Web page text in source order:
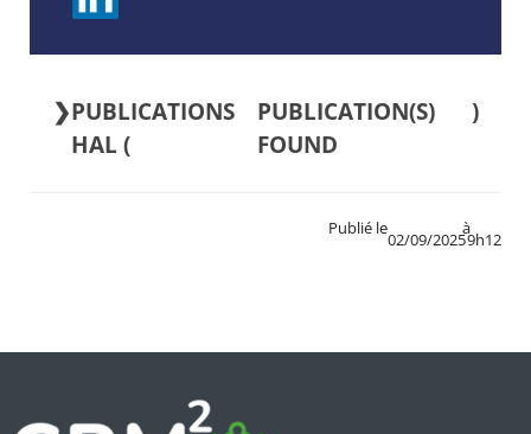
PUBLICATIONS
HAL (
)
Publié le
02/09/2025
à
9h12